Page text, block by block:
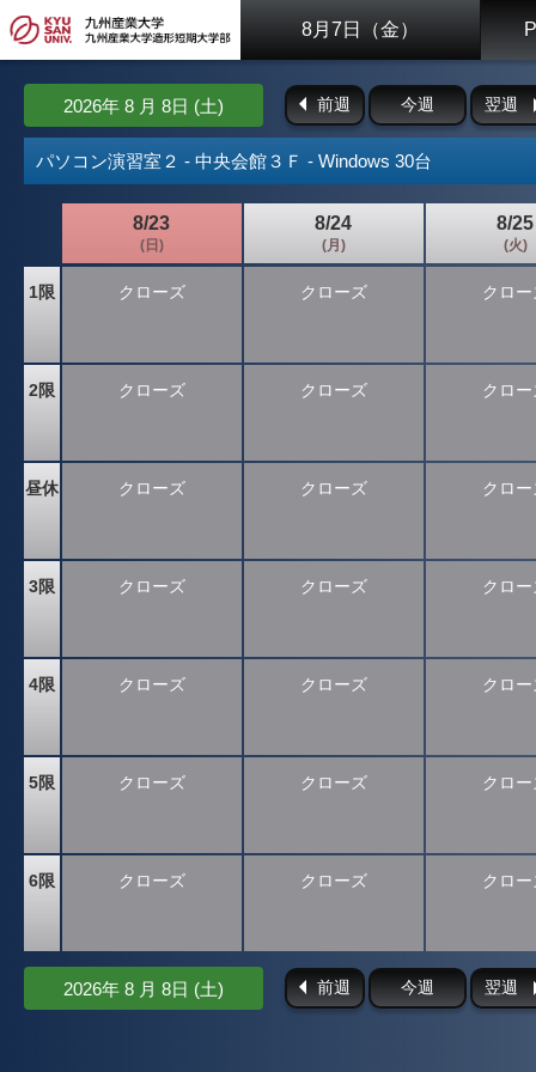
8月7日（金）
2026年 8 月 8日 (土) 前週 今週 翌週
パソコン演習室２ - 中央会館３Ｆ - Windows 30台
8/23
(日)
8/24
(月)
8/25
(火)
1限
2限
昼休
3限
4限
5限
6限
クローズ
クローズ
クローズ
クローズ
クローズ
クローズ
クローズ
クローズ
クローズ
クローズ
クローズ
クローズ
クローズ
クローズ
クロ
クロ
クロ
クロ
クロ
クロ
クロ
2026年 8 月 8日 (土) 前週 今週 翌週